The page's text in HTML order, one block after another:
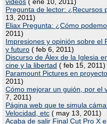
Pregunta de lector: ¿Recursos
13, 2011)
Eliax Pregunta: ¿Cómo
2011)
Impresiones y opinión sobre el
y futuro ( feb 6, 2011)
Discurso de Álex de la Iglesia
cine y la libertad ( feb 15, 2011)
Paramount Pictures en
2011)
Cómo mejorar un guión, por el
7, 2011)
Página web que te simula
Velocidad, etc ( may 13, 2011)
Acaba de salir Final Cut Pro X